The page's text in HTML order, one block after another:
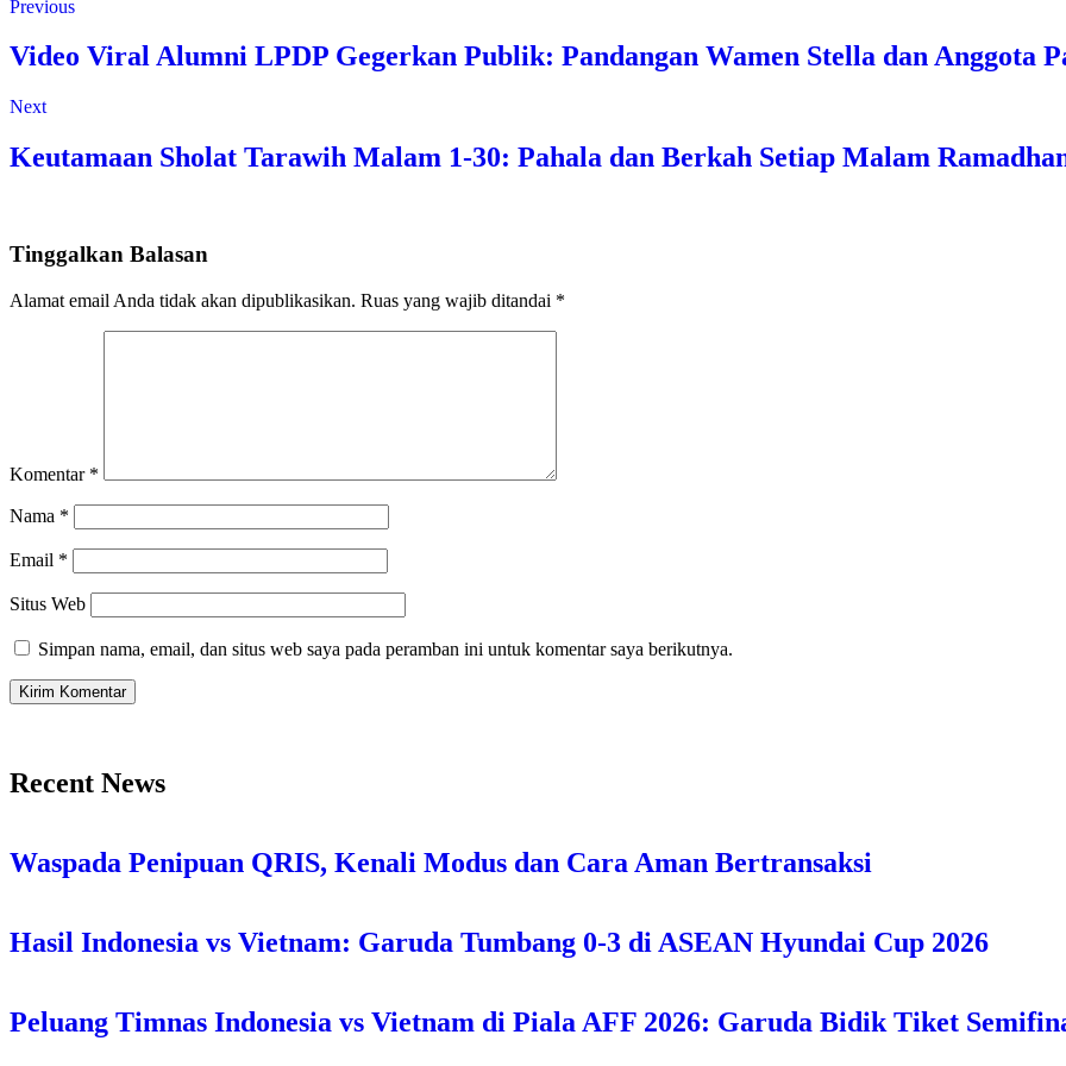
Previous
Video Viral Alumni LPDP Gegerkan Publik: Pandangan Wamen Stella dan Anggota
Next
Keutamaan Sholat Tarawih Malam 1-30: Pahala dan Berkah Setiap Malam
Tinggalkan Balasan
Alamat email Anda tidak akan dipublikasikan. Ruas yang wajib ditandai *
Komentar *
Nama *
Email *
Situs Web
Simpan nama, email, dan situs web saya pada peramban ini untuk komentar saya berikutnya.
Recent News
Waspada Penipuan QRIS, Kenali Modus dan Cara Aman Bertransaksi
Hasil Indonesia vs Vietnam: Garuda Tumbang 0-3 di ASEAN Hyundai Cup 2026
Peluang Timnas Indonesia vs Vietnam di Piala AFF 2026: Garuda Bidik Tiket